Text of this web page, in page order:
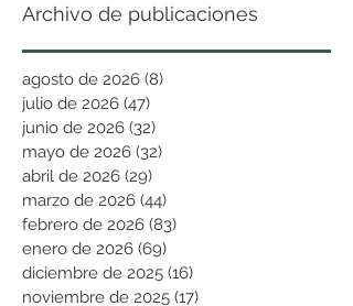
Archivo de publicaciones
agosto de 2026 (8)
julio de 2026 (47)
junio de 2026 (32)
mayo de 2026 (32)
abril de 2026 (29)
marzo de 2026 (44)
febrero de 2026 (83)
enero de 2026 (69)
diciembre de 2025 (16)
noviembre de 2025 (17)